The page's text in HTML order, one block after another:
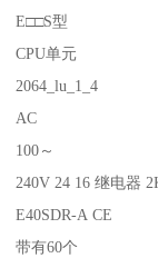
E□□S型
CPU单元
2064_lu_1_4
AC
100～
240V 24 16 继电器
E40SDR-A CE
带有60个